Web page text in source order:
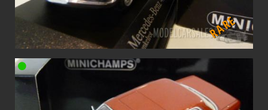
RARE